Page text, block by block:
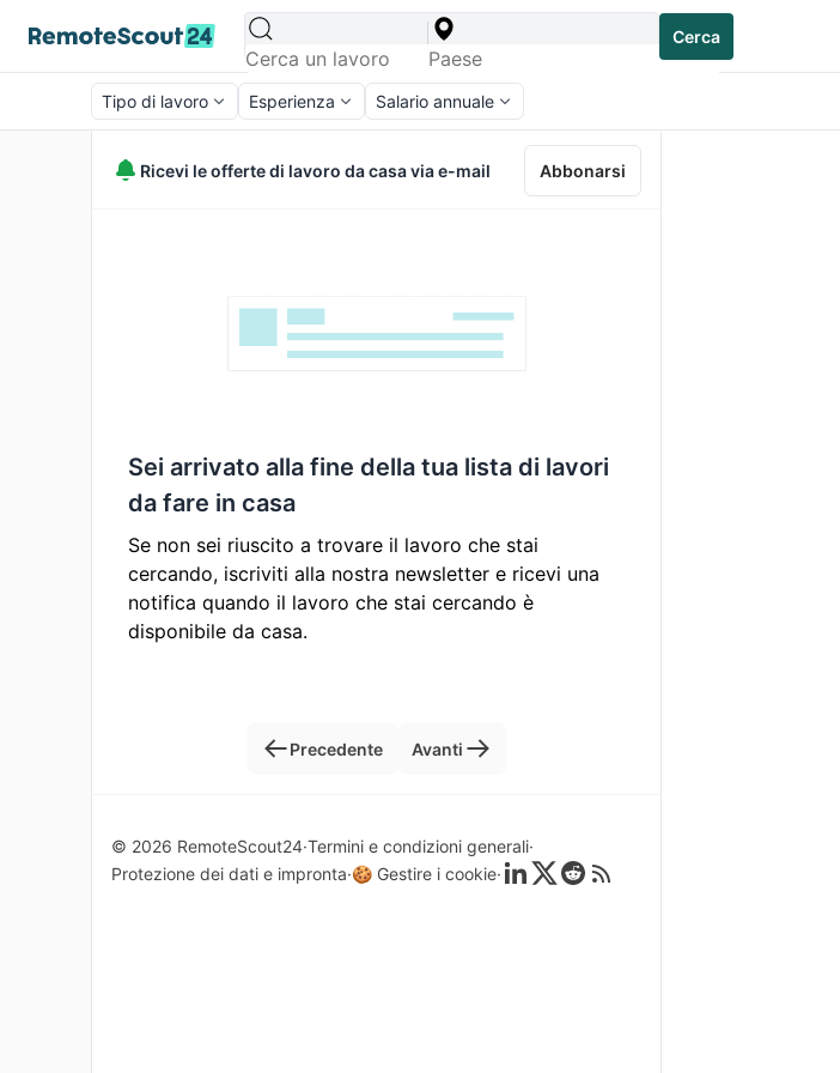
Cerca
Tipo di lavoro Esperienza Salario annuale
Ricevi le offerte di lavoro da casa via e-mail Abbonarsi
Sei arrivato alla fine della tua lista di lavori
da fare in casa
Se non sei riuscito a trovare il lavoro che stai
cercando, iscriviti alla nostra newsletter e ricevi una
notifica quando il lavoro che stai cercando è
disponibile da casa.
Precedente Avanti
© 2026 RemoteScout24 Termini e condizioni generali
Protezione dei dati e impronta 🍪 Gestire i cookie